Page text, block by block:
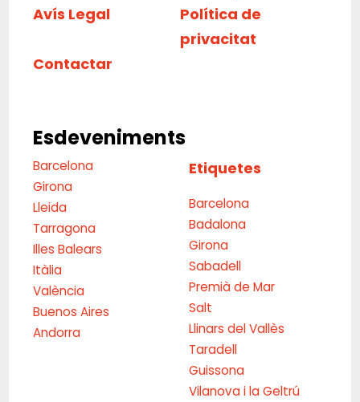
Avís Legal
Política de
privacitat
Contactar
Esdeveniments
Barcelona
Girona
Lleida
Tarragona
Illes Balears
Itàlia
València
Buenos Aires
Andorra
Etiquetes
Barcelona
Badalona
Girona
Sabadell
Premià de Mar
Salt
Llinars del Vallès
Taradell
Guissona
Vilanova i la Geltrú